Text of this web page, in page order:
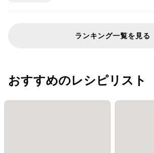
ランキング一覧を見る
おすすめのレシピリスト